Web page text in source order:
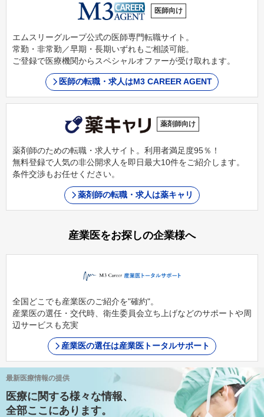
医師向け
エムスリーグループ公式の医師専門転職サイト。
常勤・非常勤／早期・長期いずれもご相談可能。
ご登録で医療機関からスペシャルオファーが受け取れます。
医師の転職・求人はM3 CAREER AGENT
薬剤師向け
薬剤師のための転職・求人サイト。利用者満足度95％！
無料登録で人気の非公開求人を即日最大10件をご紹介します。
条件交渉もお任せください。
薬剤師の転職・求人は薬キャリ
産業医をお探しの企業様へ
全国どこでも産業医のご紹介を"確約"。
産業医の選任・交代時、衛生委員会立ち上げなどのサポートや周
辺サービスも充実
産業医の選任は産業医トータルサポート
最新医療情報の提供
医療に関する様々な情報、
全部ここにあります。